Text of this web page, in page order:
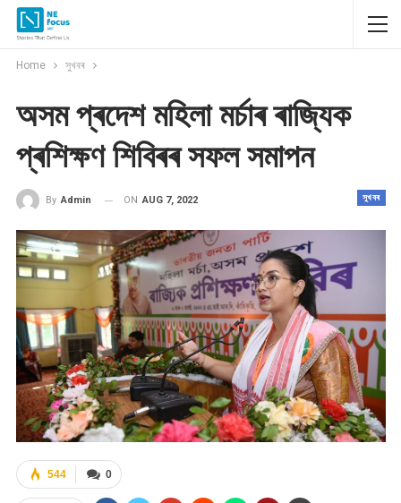
Home সুখবৰ
অসম প্ৰদেশ মহিলা মৰ্চাৰ ৰাজ্যিক
প্ৰশিক্ষণ শিবিৰৰ সফল সমাপন
সুখবৰ
By Admin ON AUG 7, 2022
0
544